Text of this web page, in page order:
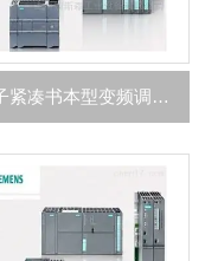
西门子紧凑书本型变频调速柜代理商